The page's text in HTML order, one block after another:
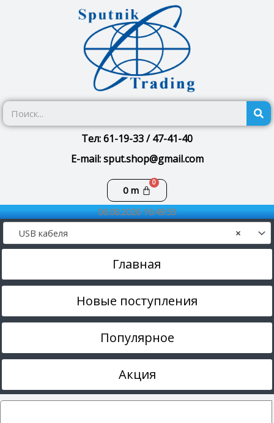
Тел: 61-19-33 / 47-41-40
E-mail: sput.shop@gmail.com
0m
Корзина
06.08.2026 16:49:53
×
USB кабеля
Главная
Новые поступления
Популярное
Акция